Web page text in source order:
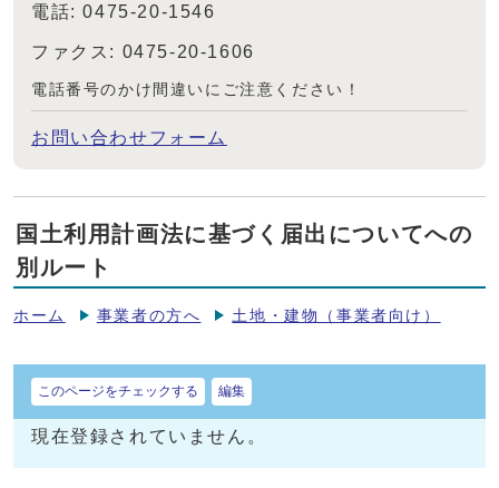
電話: 0475-20-1546
ファクス: 0475-20-1606
電話番号のかけ間違いにご注意ください！
お問い合わせフォーム
国土利用計画法に基づく届出についてへの
別ルート
ホーム 事業者の方へ 土地・建物（事業者向け）
このページをチェックする 編集
現在登録されていません。